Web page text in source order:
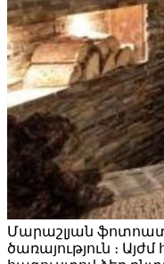
Մարաշլյան
ծառայություն ։